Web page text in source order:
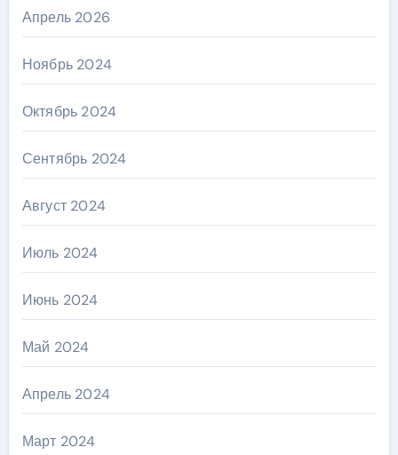
Апрель 2026
Ноябрь 2024
Октябрь 2024
Сентябрь 2024
Август 2024
Июль 2024
Июнь 2024
Май 2024
Апрель 2024
Март 2024